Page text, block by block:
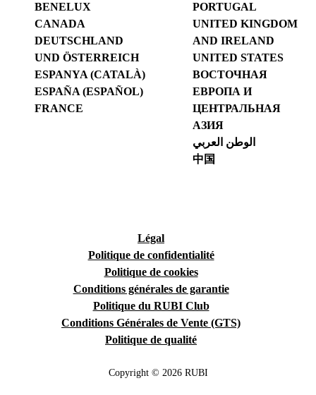
BENELUX
CANADA
DEUTSCHLAND
UND ÖSTERREICH
ESPANYA (CATALÀ)
ESPAÑA (ESPAÑOL)
FRANCE
PORTUGAL
UNITED KINGDOM
AND IRELAND
UNITED STATES
ВОСТОЧНАЯ
ЕВРОПА И
ЦЕНТРАЛЬНАЯ
АЗИЯ
الوطن العربي
中国
Légal
Politique de confidentialité
Politique de cookies
Conditions générales de garantie
Politique du RUBI Club
Conditions Générales de Vente (GTS)
Politique de qualité
Copyright © 2026 RUBI